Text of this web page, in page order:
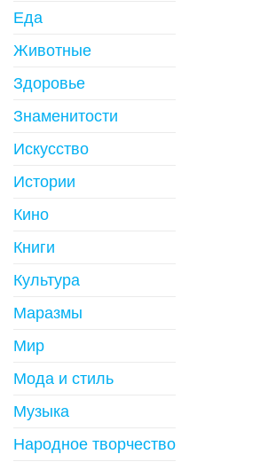
Еда
Животные
Здоровье
Знаменитости
Искусство
Истории
Кино
Книги
Культура
Маразмы
Мир
Мода и стиль
Музыка
Народное творчество